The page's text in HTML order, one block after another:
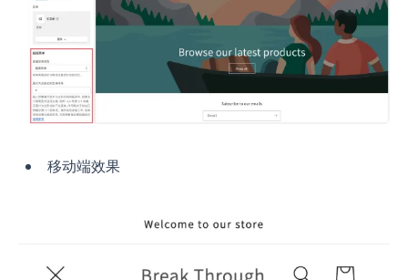
移动端效果